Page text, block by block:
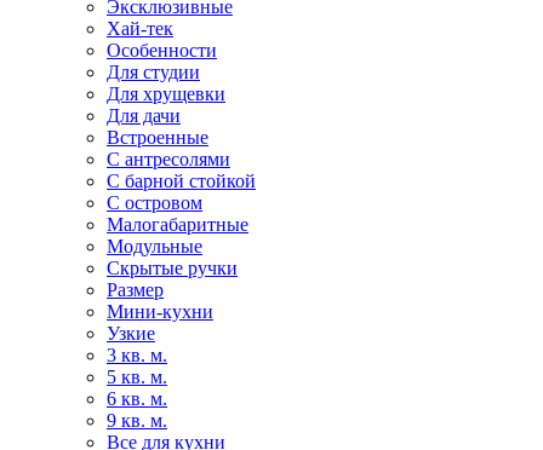
Эксклюзивные
Хай-тек
Особенности
Для студии
Для хрущевки
Для дачи
Встроенные
С антресолями
С барной стойкой
С островом
Малогабаритные
Модульные
Скрытые ручки
Размер
Мини-кухни
Узкие
3 кв. м.
5 кв. м.
6 кв. м.
9 кв. м.
Все для кухни